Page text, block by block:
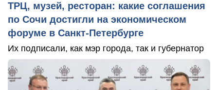
ТРЦ, музей, ресторан: какие соглашения
по Сочи достигли на экономическом
форуме в Санкт-Петербурге
Их подписали, как мэр города, так и губернатор